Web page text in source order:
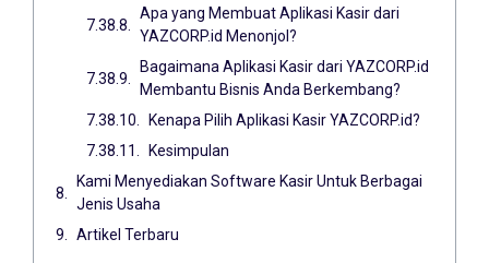
Apa yang Membuat Aplikasi Kasir dari
YAZCORP.id Menonjol?
Bagaimana Aplikasi Kasir dari YAZCORP.id
Membantu Bisnis Anda Berkembang?
Kenapa Pilih Aplikasi Kasir YAZCORP.id?
Kesimpulan
Kami Menyediakan Software Kasir Untuk Berbagai
Jenis Usaha
Artikel Terbaru